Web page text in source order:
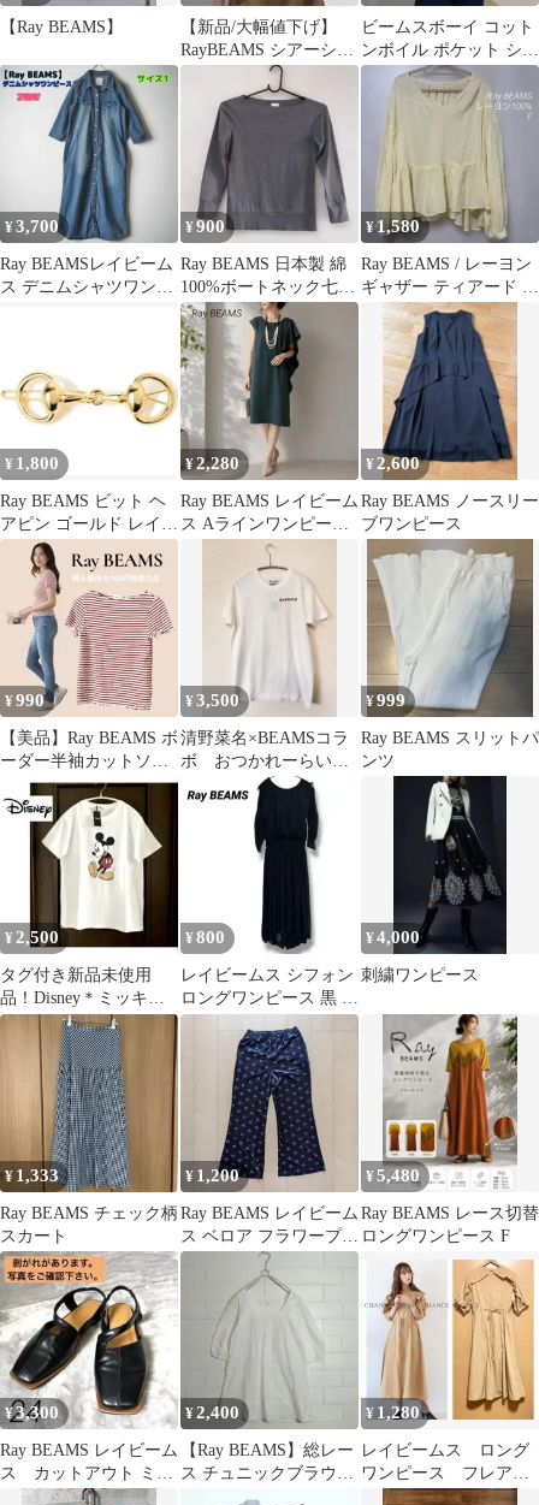
【Ray BEAMS】
【新品/大幅値下げ】
RayBEAMS シアーシャ
ーリング パフスリーブ
ブラウス
ビームスボーイ コット
ンボイル ポケット シア
ー オーバーサイズ シャ
ツ 長袖
¥3,700
Ray BEAMSレイビーム
ス デニムシャツワンピ
¥900
Ray BEAMS 日本製 綿
100%ボートネック七分
袖トップス 杢グレー M
¥1,580
Ray BEAMS / レーヨン
ギャザー ティアード ブ
ラウス
¥ 1,800
Ray BEAMS ビット ヘ
アピン ゴールド レイビ
ームス ヘアクリップ
¥2,280
Ray BEAMS レイビーム
ス Aラインワンピース
ノースリーブ 結婚式
¥ 2,600
Ray BEAMS ノースリー
ブワンピース
¥990
【美品】Ray BEAMS ボ
ーダー半袖カットソー
レッド×ホワイト 日本
製
¥3,500
清野菜名×BEAMSコラ
ボ おつかれーらいす
Tシャツ ホワイト
¥999
Ray BEAMS スリットパ
ンツ
¥ 2,500
タグ付き新品未使用
品！Disney＊ミッキー
マウスTEEシャツ
¥ 800
レイビームス シフォン
ロングワンピース 黒 フ
ィッシュテール ドロー
コード Ｆ
¥4,000
刺繍ワンピース
¥ 1,333
Ray BEAMS チェック柄
スカート
¥ 1,200
Ray BEAMS レイビーム
ス ベロア フラワープリ
ント パンツ ネイビー 1
¥5,480
Ray BEAMS レース切替
ロングワンピース F
¥3,300
Ray BEAMS レイビーム
ス カットアウト ミュ
ール ビームス 黒
¥2,400
【Ray BEAMS】総レー
ス チュニックブラウス
スクエアネック ホワイ
¥ 1,280
レイビームス ロング
ワンピース フレアス
カート フリル 5分袖